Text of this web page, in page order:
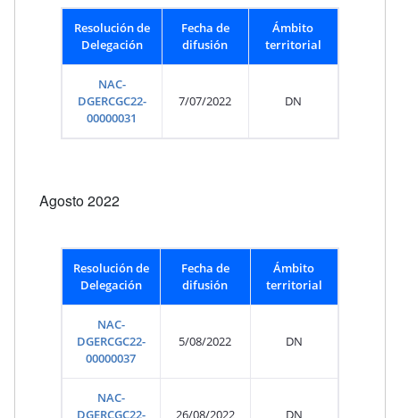
Resolución de
Delegación
Fecha de
difusión
Ámbito
territorial
NAC-
DGERCGC22-
00000031
7/07/2022 DN
Agosto 2022
Resolución de
Delegación
Fecha de
difusión
Ámbito
territorial
NAC-
DGERCGC22-
00000037
5/08/2022 DN
NAC-
DGERCGC22-
26/08/2022 DN